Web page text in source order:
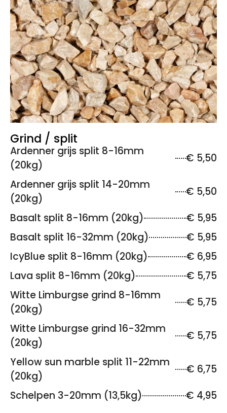
Grind / split
Ardenner grijs split 8-16mm
(20kg)
€ 5,50
Ardenner grijs split 14-20mm
(20kg)
€ 5,50
Basalt split 8-16mm (20kg)
€ 5,95
Basalt split 16-32mm (20kg)
€ 5,95
IcyBlue split 8-16mm (20kg)
€ 6,95
Lava split 8-16mm (20kg)
€ 5,75
Witte Limburgse grind 8-16mm
(20kg)
€ 5,75
Witte Limburgse grind 16-32mm
(20kg)
€ 5,75
Yellow sun marble split 11-22mm
(20kg)
€ 6,75
Schelpen 3-20mm (13,5kg)
€ 4,95